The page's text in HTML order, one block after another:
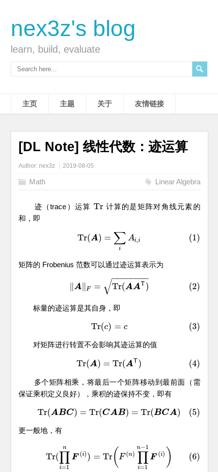
nex3z's blog
learn, build, evaluate
主页 主题 关于 友情链接
[DL Note] 线性代数：迹运算
Author: nex3z 2019-08-05
Math Linear Algebra
迹（trace）运算 Tr
Tr
计算的是矩阵对角线元素的
和，即
Tr(A) = ∑
i
Ai,i (1)
(1)Tr A) =∑ A ,i
矩阵的 Frobenius 范数可以通过迹运算表示为
A∥ F = Tr(AAT)
− −
−−−−−−
√ (2)
(2) =Tr( A AT
标量的迹运算是其自身，即
Tr(c) = c (3)
(3)Tr(c )= c
对矩阵进行转置不会影响其迹运算的值
Tr(A) = Tr(AT) (4)
(4)Tr( A) =Tr(A T)
多个矩阵相乘，将最后一个矩阵移动到最前面（需
保证乘积定义良好），乘积的迹保持不变，即有
Tr(ABC) = Tr(CAB) = Tr(BCA) (5)
(5)Tr( AB C)=Tr(CAB)= Tr( BCA )
更一般地，有
Tr(∏
i=1
n
F (i)) = Tr( F (n) ∏
i=1
n−1
F (i) ) (6)
Tr( F( =1n− )